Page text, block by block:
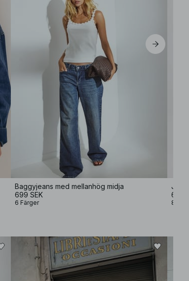
Baggyjeans med mellanhög midja
699 SEK
6 Färger
699
8